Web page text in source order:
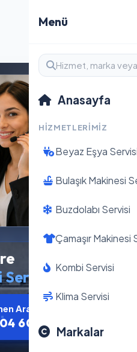
Menü
Anasayfa
HIZMETLERIMIZ
Beyaz Eşya
Bulaşık Makinesi
Buzdolabı Servisi
Çamaşır Makinesi
Kombi Servisi
Klima Servisi
Markalar
Servisi
Ara
6012